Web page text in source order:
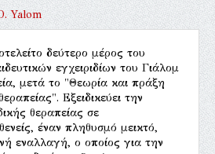
Yalom
δεύτερο μέρος του
εγχειριδίων του Γιάλομ
μετά το "Θεωρία και πράξη
Εξειδικεύει την
θεραπείας σε
έναν πληθυσμό μεικτό,
εναλλαγή, ο οποίος για την